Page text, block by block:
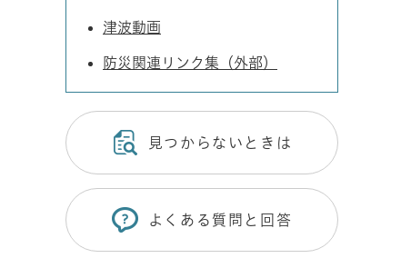
津波動画
防災関連リンク集（外部）
見つからないときは
よくある質問と回答